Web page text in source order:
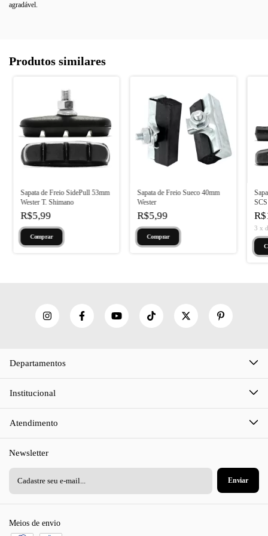
agradável.
Produtos similares
Sapata de Freio SidePull 53mm
Wester T. Shimano
R$5,99
Sapata de Freio Sueco 40mm
Wester
R$5,99
3 x
Departamentos
Institucional
Atendimento
Newsletter
Meios de envio